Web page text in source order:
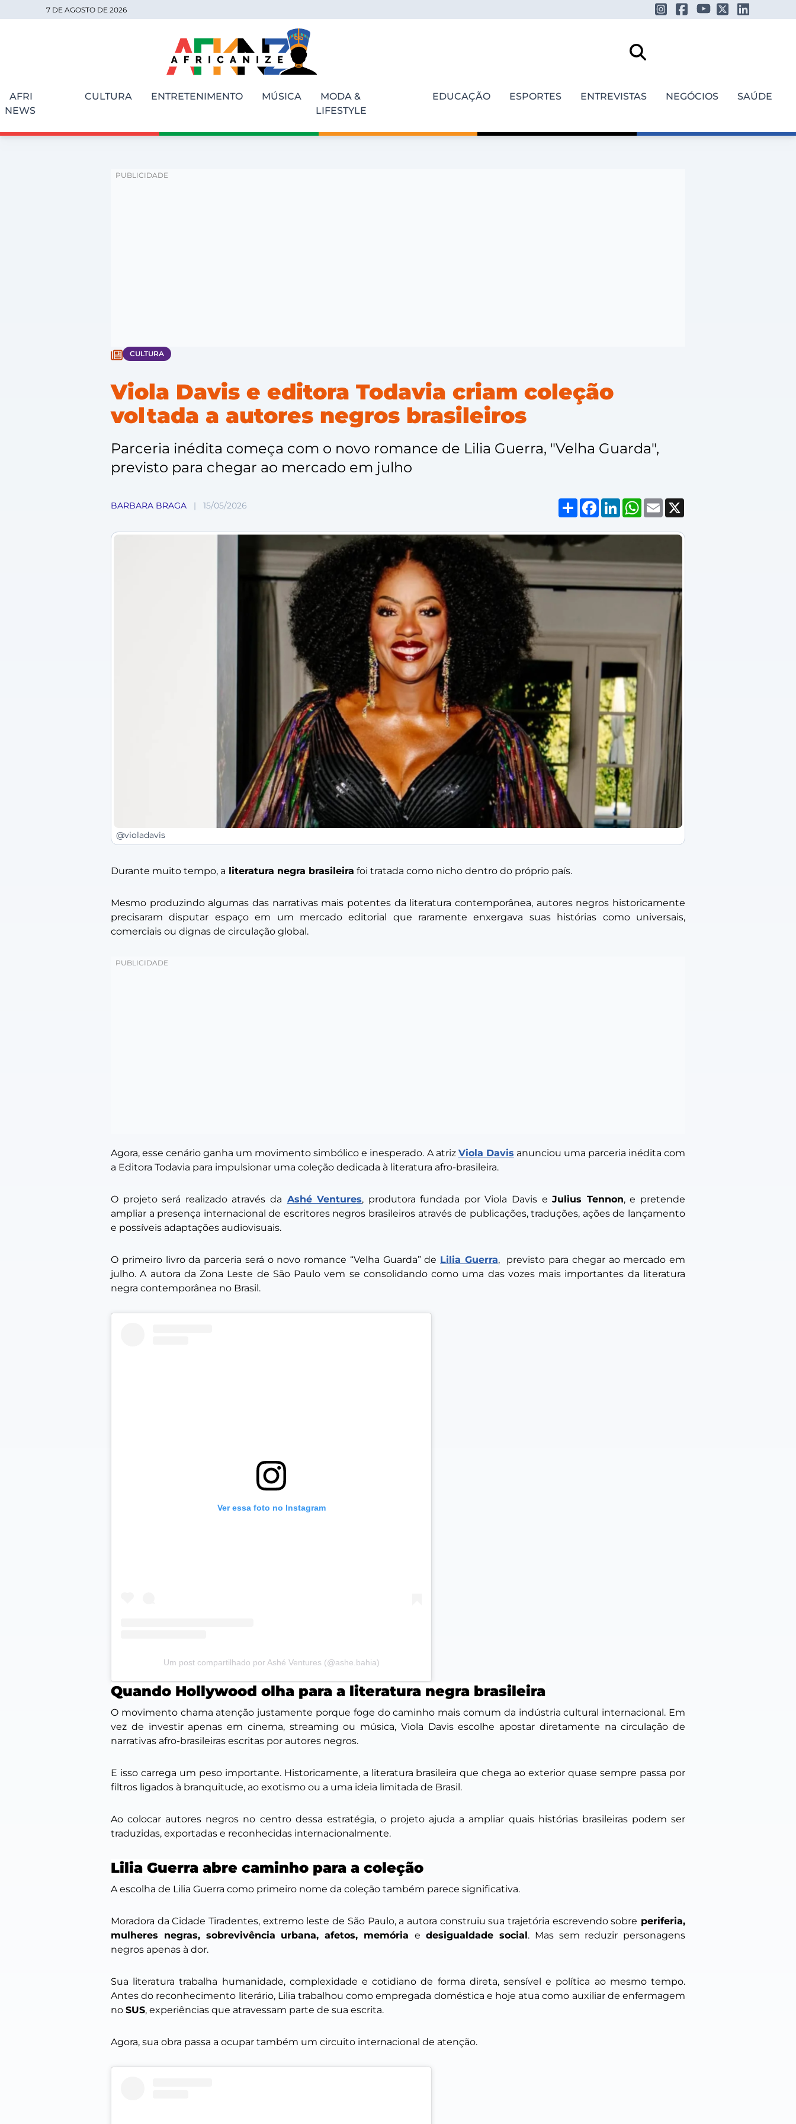
7 DE AGOSTO DE 2026
AFRI
NEWS
CULTURA ENTRETENIMENTO MÚSICA
MODA &
LIFESTYLE
EDUCAÇÃO ESPORTES ENTREVISTAS NEGÓCIOS SAÚDE
CULTURA
Viola Davis e editora Todavia criam coleção
voltada a autores negros brasileiros
Parceria inédita começa com o novo romance de Lilia Guerra, "Velha Guarda",
previsto para chegar ao mercado em julho
BARBARA BRAGA | 15/05/2026 Compartilhar
Facebook
LinkedInWhatsApp
Email
@violadavis
Durante muito tempo, a literatura negra brasileira foi tratada como nicho dentro do próprio país.
Mesmo produzindo algumas das narrativas mais potentes da literatura contemporânea, autores negros historicamente
precisaram disputar espaço em um mercado editorial que raramente enxergava suas histórias como universais,
comerciais ou dignas de circulação global.
Agora, esse cenário ganha um movimento simbólico e inesperado. A atriz Viola Davis anunciou uma parceria inédita com
a Editora Todavia para impulsionar uma coleção dedicada à literatura afro-brasileira.
O projeto será realizado através da Ashé Ventures, produtora fundada por Viola Davis eJulius Tennon, e pretende
ampliar a presença internacional de escritores negros brasileiros através de publicações, traduções, ações de lançamento
e possíveis adaptações audiovisuais.
O primeiro livro da parceria será o novo romance “Velha Guarda” de Lilia Guerra, previsto para chegar ao mercado em
julho. A autora da Zona Leste de São Paulo vem se consolidando como uma das vozes mais importantes da literatura
negra contemporânea no Brasil.
Ver essa foto no Instagram
Um post compartilhado por Ashé Ventures (@ashe.bahia)
Quando Hollywood olha para a literatura negra brasileira
O movimento chama atenção justamente porque foge do caminho mais comum da indústria cultural internacional. Em
vez de investir apenas em cinema, streaming ou música, Viola Davis escolhe apostar diretamente na circulação de
narrativas afro-brasileiras escritas por autores negros.
E isso carrega um peso importante. Historicamente, a literatura brasileira que chega ao exterior quase sempre passa por
filtros ligados à branquitude, ao exotismo ou a uma ideia limitada de Brasil.
Ao colocar autores negros no centro dessa estratégia, o projeto ajuda a ampliar quais histórias brasileiras podem ser
traduzidas, exportadas e reconhecidas internacionalmente.
Lilia Guerra abre caminho para a coleção
A escolha de Lilia Guerra como primeiro nome da coleção também parece significativa.
Moradora da Cidade Tiradentes, extremo leste de São Paulo, a autora construiu sua trajetória escrevendo sobre periferia,
mulheres negras, sobrevivência urbana, afetos, memória e desigualdade social. Mas sem reduzir personagens
negros apenas à dor.
Sua literatura trabalha humanidade, complexidade e cotidiano de forma direta, sensível e política ao mesmo tempo.
Antes do reconhecimento literário, Lilia trabalhou como empregada doméstica e hoje atua como auxiliar de enfermagem
no SUS, experiências que atravessam parte de sua escrita.
Agora, sua obra passa a ocupar também um circuito internacional de atenção.